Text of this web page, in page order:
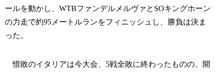
ールを動かし、WTBファンデルメルヴァとSOキングホーン
の力走で約95メートルランをフィニッシュし、勝負は決ま
った。
惜敗のイタリアは今大会、5戦全敗に終わったものの、開